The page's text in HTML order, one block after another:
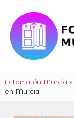
Fotomatón Murcia »
en Murcia